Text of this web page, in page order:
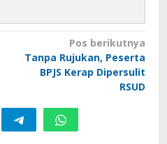
Pos berikutnya
Tanpa Rujukan, Peserta
BPJS Kerap Dipersulit
RSUD